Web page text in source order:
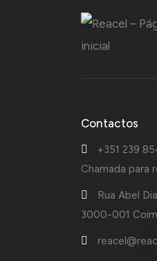
Contactos
+351 239
Chamada para
Rua Abel
3000-001